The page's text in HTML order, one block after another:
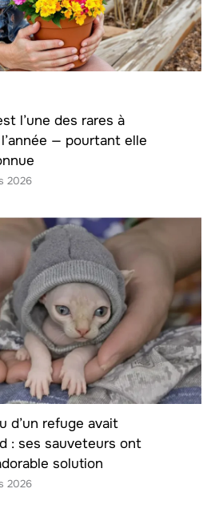
l’une des rares à
— pourtant elle
2026
d’un refuge avait
: ses sauveteurs ont
solution
2026